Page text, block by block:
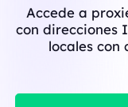
Accede a
con direcciones
locales con